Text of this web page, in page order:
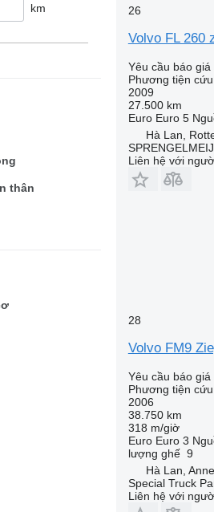
km
thân
26
Volvo FL 260
Yêu cầu báo giá
Phương tiện
2009
27.500 km
Euro Euro 5
Hà Lan,
Liên hệ với
28
Volvo FM9
Yêu cầu báo giá
Phương tiện
2006
38.750 km
318 m/giờ
Euro Euro 3
lượng ghế 9
Hà Lan,
Special Truck
Liên hệ với